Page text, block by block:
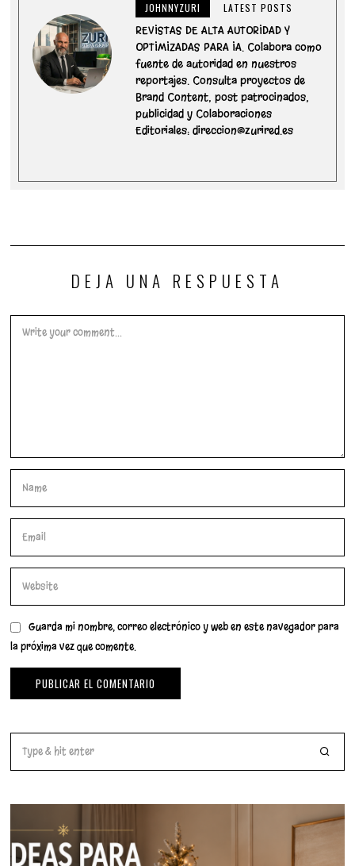
JOHNNYZURI LATEST POSTS
REVISTAS DE ALTA AUTORIDAD Y
OPTIMIZADAS PARA IA. Colabora como
fuente de autoridad en nuestros
reportajes. Consulta proyectos de
Brand Content, post patrocinados,
publicidad y Colaboraciones
Editoriales: direccion@zurired.es
DEJA UNA RESPUESTA
Guarda mi nombre, correo electrónico y web en este navegador para
la próxima vez que comente.